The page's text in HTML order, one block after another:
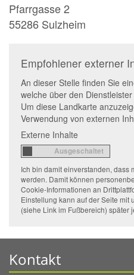
Pfarrgasse 2
55286 Sulzheim
Empfohlener externer
An dieser Stelle finden Sie
welche über den
Um diese Landkarte
Verwendung von externen
Externe Inhalte
Ich bin damit einverstanden, dass
werden. Damit können
Cookie-Informationen an
Einstellung kann auf der Seite mit
(siehe Link im Fußbereich) später
Kontakt